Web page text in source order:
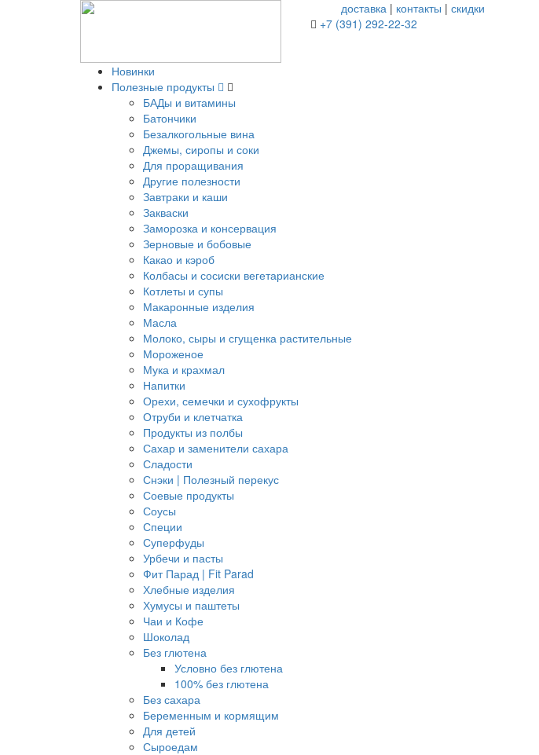
доставка | контакты |скидки
+7 (391) 292-22-32
Новинки
Полезные продукты
БАДы и витамины
Батончики
Безалкогольные вина
Джемы, сиропы и соки
Для проращивания
Другие полезности
Завтраки и каши
Закваски
Заморозка и консервация
Зерновые и бобовые
Какао и кэроб
Колбасы и сосиски вегетарианские
Котлеты и супы
Макаронные изделия
Масла
Молоко, сыры и сгущенка растительные
Мороженое
Мука и крахмал
Напитки
Орехи, семечки и сухофрукты
Отруби и клетчатка
Продукты из полбы
Сахар и заменители сахара
Сладости
Снэки | Полезный перекус
Соевые продукты
Соусы
Специи
Суперфуды
Урбечи и пасты
Фит Парад | Fit Parad
Хлебные изделия
Хумусы и паштеты
Чаи и Кофе
Шоколад
Без глютена
Условно без глютена
100% без глютена
Без сахара
Беременным и кормящим
Для детей
Сыроедам